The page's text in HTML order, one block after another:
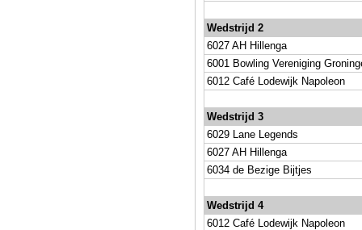
Wedstrijd 2
6027 AH Hillenga
6001 Bowling Vereniging
6012 Café Lodewijk Napoleon
Wedstrijd 3
6029 Lane Legends
6027 AH Hillenga
6034 de Bezige Bijtjes
Wedstrijd 4
6012 Café Lodewijk Napoleon